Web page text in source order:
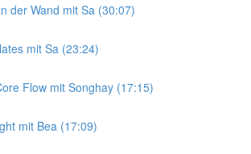
der Wand mit Sa (30:07)
mit Sa (23:24)
Flow mit Songhay (17:15)
mit Bea (17:09)